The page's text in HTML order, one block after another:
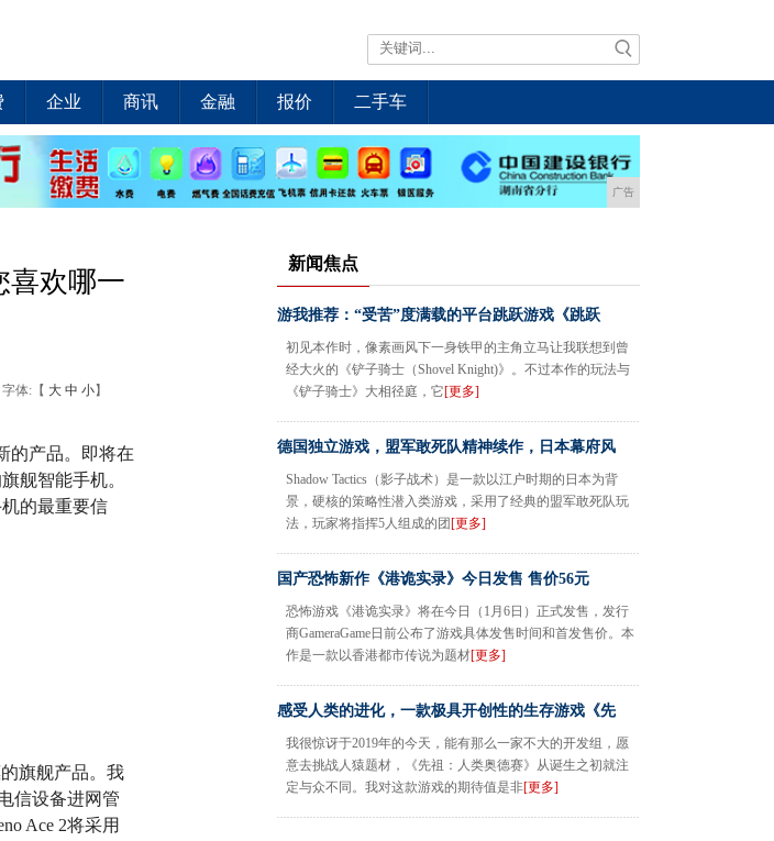
企业 商讯 金融 报价 二手车
广告
喜欢哪一
字体:【 大 中 小】
的产品。即将在
舰智能手机。
的最重要信
旗舰产品。我
信设备进网管
Ace 2将采用
新闻焦点
游我推荐：“受苦”度满载的平台跳跃游戏《跳跃
初见本作时，像素画风下一身铁甲的主角立马让我联想到曾
经大火的《铲子骑士（Shovel Knight)》。不过本作的玩法与
《铲子骑士》大相径庭，它[更多]
德国独立游戏，盟军敢死队精神续作，日本幕府风
Shadow Tactics（影子战术）是一款以江户时期的日本为背
景，硬核的策略性潜入类游戏，采用了经典的盟军敢死队玩
法，玩家将指挥5人组成的团 [更多]
国产恐怖新作《港诡实录》今日发售 售价56元
恐怖游戏《港诡实录》将在今日（1月6日）正式发售，发行
商GameraGame日前公布了游戏具体发售时间和首发售价。本
作是一款以香港都市传说为题材[更多]
感受人类的进化，一款极具开创性的生存游戏《先
我很惊讶于2019年的今天，能有那么一家不大的开发组，愿
意去挑战人猿题材，《先祖：人类奥德赛》从诞生之初就注
定与众不同。我对这款游戏的期待值是非[更多]